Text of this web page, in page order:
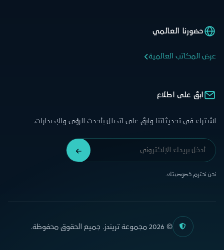
حضورنا العالمي
عرض المكاتب العالمية
ابقَ على اطلاع
اشترك في تحديثاتنا وابقَ على اتصال بأحدث الرؤى والإصدارات.
نحن نحترم خصوصيتك.
© 2026 مجموعة تريندز. جميع الحقوق محفوظة.